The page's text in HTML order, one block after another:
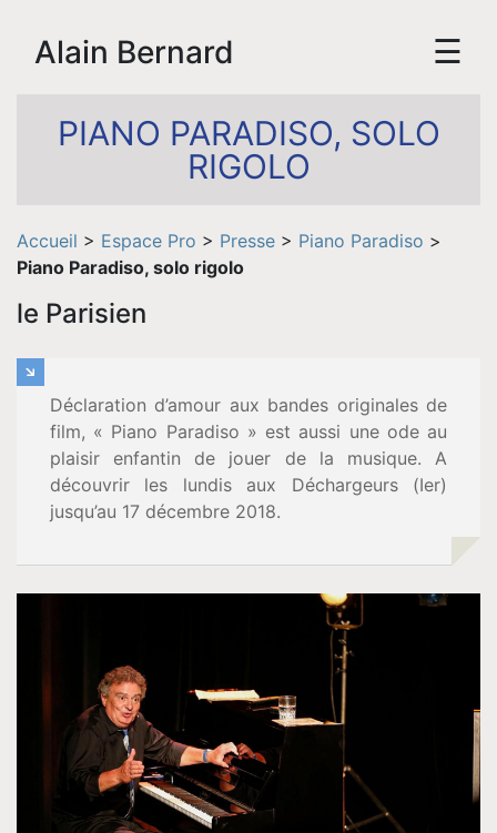
Accueil
Biographie
Vidéos
Tournée
Espace
Musique
Contact
Alain Bernard ☰
PIANO PARADISO, SOLO
RIGOLO
Accueil > Espace Pro > Presse > Piano Paradiso >
Piano Paradiso, solo rigolo
le Parisien
Déclaration d’amour aux bandes originales de
film, « Piano Paradiso » est aussi une ode au
plaisir enfantin de jouer de la musique. A
découvrir les lundis aux Déchargeurs (Ier)
jusqu’au 17 décembre 2018.